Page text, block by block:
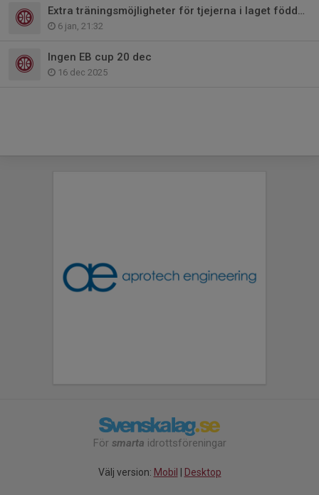
Extra träningsmöjligheter för tjejerna i laget födda 2015
6 jan, 21:32
Ingen EB cup 20 dec
16 dec 2025
För smarta idrottsföreningar
Välj version: Mobil | Desktop